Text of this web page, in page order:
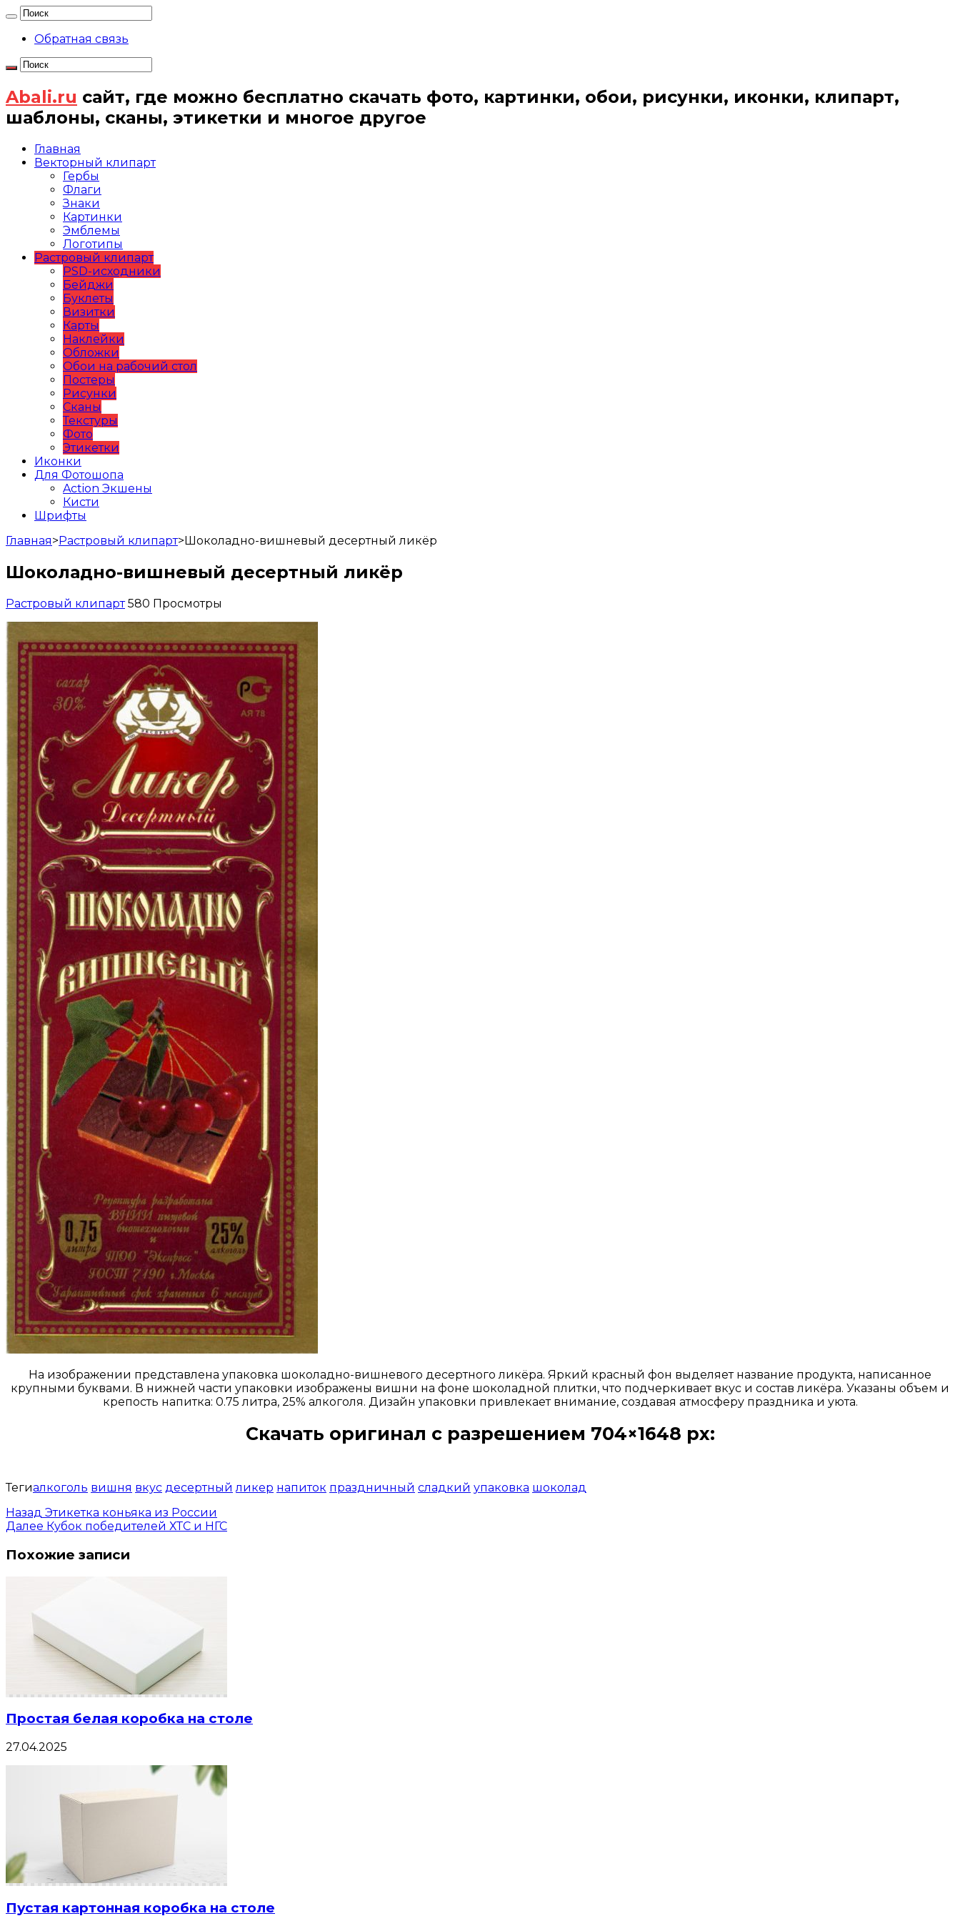
Обратная связь
Abali.ru сайт, где можно бесплатно скачать фото, картинки, обои, рисунки, иконки, клипарт,
шаблоны, сканы, этикетки и многое другое
Главная
Векторный клипарт
Гербы
Флаги
Знаки
Картинки
Эмблемы
Логотипы
Растровый клипарт
PSD-исходники
Бейджи
Буклеты
Визитки
Карты
Наклейки
Обложки
Обои на рабочий стол
Постеры
Рисунки
Сканы
Текстуры
Фото
Этикетки
Иконки
Для Фотошопа
Action Экшены
Кисти
Шрифты
Главная>Растровый клипарт>Шоколадно-вишневый десертный ликёр
Шоколадно-вишневый десертный ликёр
Растровый клипарт 580 Просмотры
На изображении представлена упаковка шоколадно-вишневого десертного ликёра. Яркий красный фон выделяет название продукта, написанное
крупными буквами. В нижней части упаковки изображены вишни на фоне шоколадной плитки, что подчеркивает вкус и состав ликёра. Указаны объем и
крепость напитка: 0.75 литра, 25% алкоголя. Дизайн упаковки привлекает внимание, создавая атмосферу праздника и уюта.
Скачать оригинал с разрешением 704×1648 px:
Тегиалкоголь вишня вкус десертный ликер напиток праздничный сладкий упаковка шоколад
Назад Этикетка коньяка из России
Далее Кубок победителей ХТС и НГС
Похожие записи
Простая белая коробка на столе
27.04.2025
Пустая картонная коробка на столе